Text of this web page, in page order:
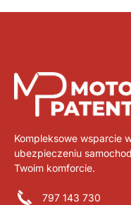
Kompleksowe wsparcie
ubezpieczeniu
Twoim komforcie.
797 143 730